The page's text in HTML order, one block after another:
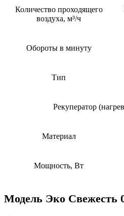
Количество проходящего
воздуха, м³/ч
Обороты в минуту
Тип
Рекуператор
Материал
Мощность, Вт
Модель Эко Свежесть